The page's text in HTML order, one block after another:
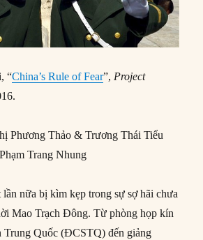
“China’s Rule of Fear”, Project
Phương Thảo & Trương Thái Tiểu
Phạm Trang Nhung
nữa bị kìm kẹp trong sự sợ hãi chưa
Mao Trạch Đông. Từ phòng họp kín
Trung Quốc (ĐCSTQ) đến giảng